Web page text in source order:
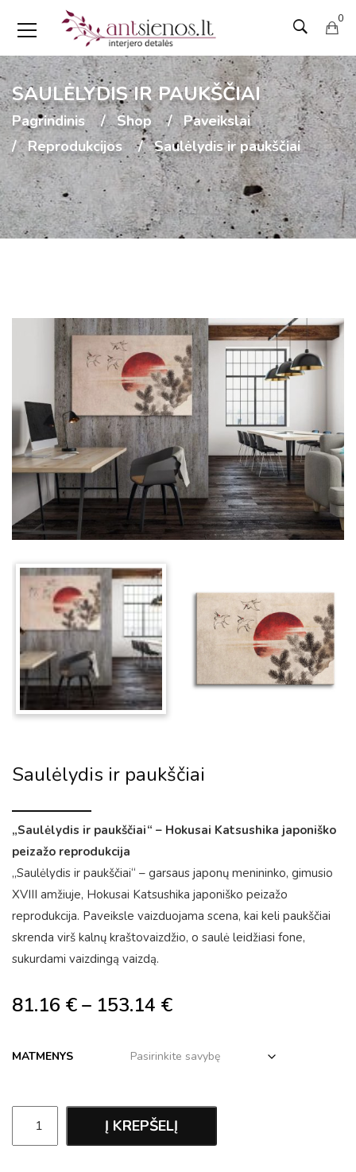
0
SAULĖLYDIS IR PAUKŠČIAI
Pagrindinis Shop
Paveikslai
Reprodukcijos
Saulėlydis ir paukščiai
Saulėlydis ir paukščiai
„Saulėlydis ir paukščiai“ – Hokusai Katsushika japoniško
peizažo reprodukcija
„Saulėlydis ir paukščiai“ – garsaus japonų menininko, gimusio
XVIII amžiuje, Hokusai Katsushika japoniško peizažo
reprodukcija. Paveiksle vaizduojama scena, kai keli paukščiai
skrenda virš kalnų kraštovaizdžio, o saulė leidžiasi fone,
sukurdami vaizdingą vaizdą.
81.16 €– 153.14 €
MATMENYS
Į KREPŠELĮ